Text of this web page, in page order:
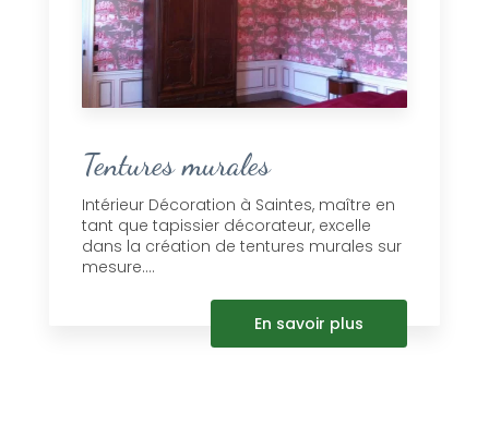
Tentures murales
Intérieur Décoration à Saintes, maître en
tant que tapissier décorateur, excelle
dans la création de tentures murales sur
mesure....
En savoir plus